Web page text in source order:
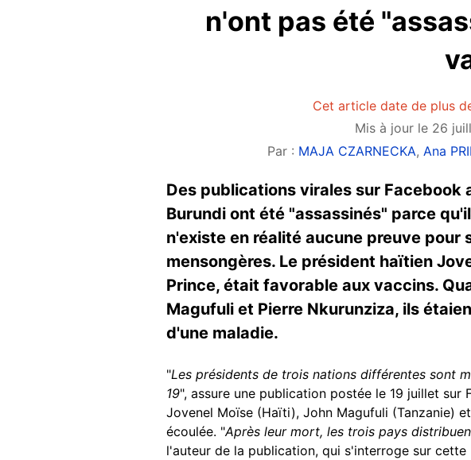
n'ont pas été
Cet article date de plus
Mis à jour le 26
Par : MAJA CZARNECKA, Ana
Des publications virales sur Facebook
Burundi ont été "assassinés" parce
n'existe en réalité aucune preuve
mensongères. Le président haïtien
Prince, était favorable aux vaccins.
Magufuli et Pierre Nkurunziza, ils
d'une maladie.
"Les présidents de trois nations différentes sont
19", assure une publication postée le 19 juillet
Jovenel Moïse (Haïti), John Magufuli (Tanzanie)
écoulée. "Après leur mort, les trois pays
l'auteur de la publication, qui s'interroge sur cette